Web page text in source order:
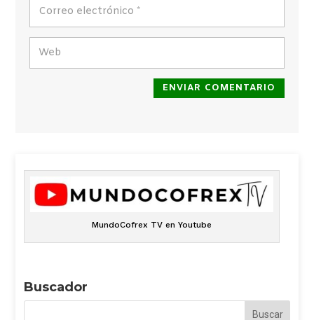
ENVIAR COMENTARIO
MundoCofrex TV en Youtube
Buscador